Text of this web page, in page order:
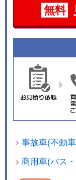
無料
事故車(不動
商用車(バス